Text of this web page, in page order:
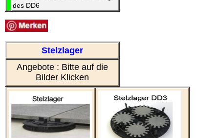
des DD6
Stelzlager
Angebote : Bitte auf die
Bilder Klicken